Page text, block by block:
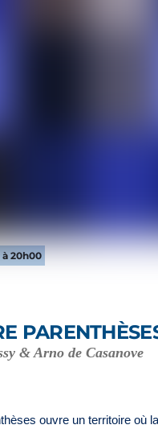
20h00
& Arno de Casanove
ouvre un territoire où